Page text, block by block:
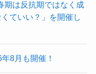
期は反抗期ではなく成
ていい？」を開催し
8月も開催！